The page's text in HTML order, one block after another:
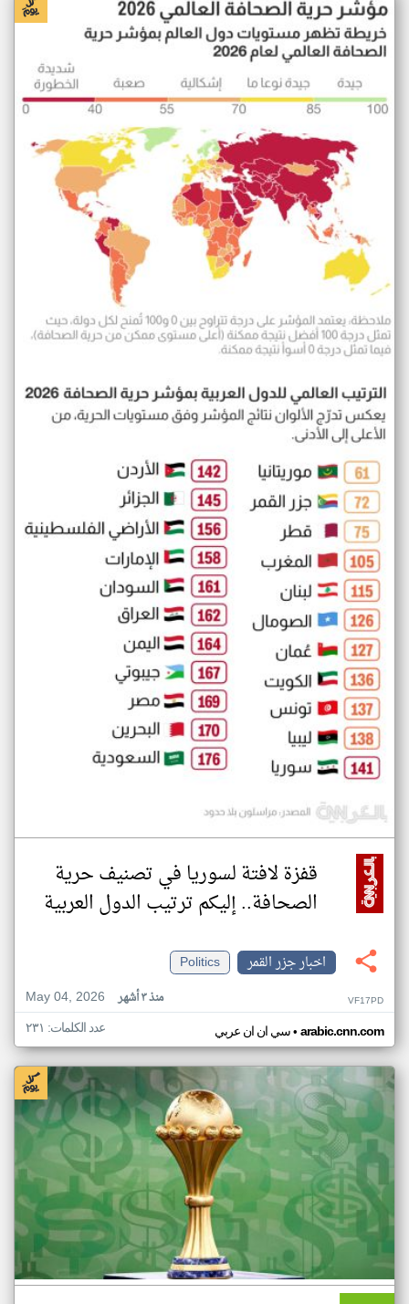
قفزة لافتة لسوريا في تصنيف حرية
الصحافة.. إليكم ترتيب الدول العربية
اخبار جزر القمر
Politics
May 04, 2026
منذ ٣ أشهر VF17PD
سي ان ان عربي• arabic.cnn.com عدد الكلمات: ٢٣١